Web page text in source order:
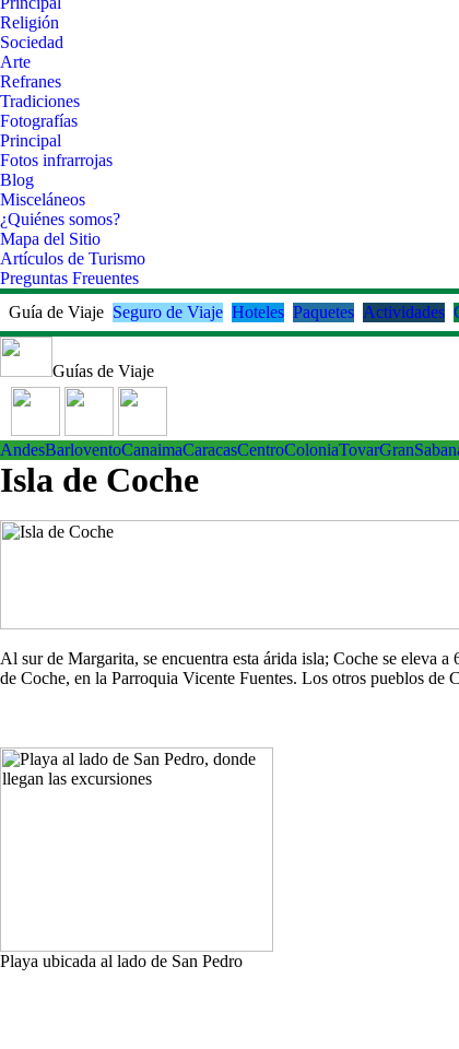
Religión
Sociedad
Arte
Refranes
Tradiciones
Fotografías
Principal
Fotos infrarrojas
Blog
Misceláneos
¿Quiénes somos?
Mapa del Sitio
Artículos de Turismo
Preguntas Freuentes
Guía de Viaje Seguro de Viaje Hoteles Paquetes Actividades
Guías de Viaje
AndesBarloventoCanaimaCaracasCentroColoniaTovar
Isla de Coche
Al sur de Margarita, se encuentra esta árida isla; Coche se
de Coche, en la Parroquia Vicente Fuentes. Los otros pueblos
Playa ubicada al lado de San Pedro